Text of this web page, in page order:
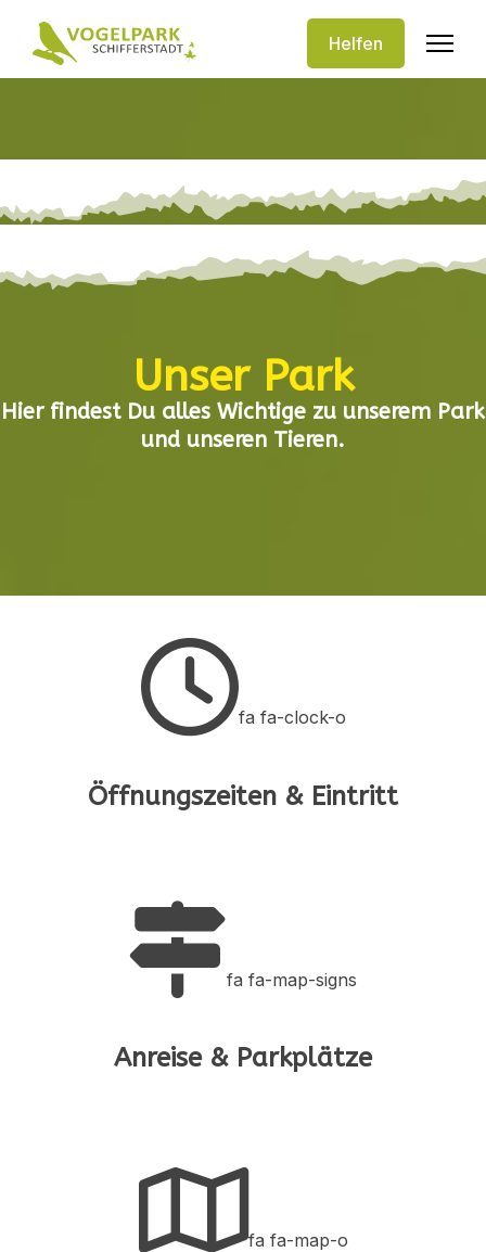
Helfen
Unser Park
Hier findest Du alles Wichtige zu unserem Park
und unseren Tieren.
fa fa-clock-o
Öffnungszeiten & Eintritt
fa fa-map-signs
Anreise & Parkplätze
fa fa-map-o